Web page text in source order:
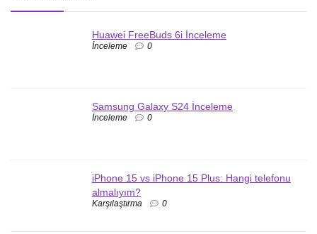
Huawei FreeBuds 6i İnceleme
İnceleme 0
Samsung Galaxy S24 İnceleme
İnceleme 0
iPhone 15 vs iPhone 15 Plus: Hangi telefonu
almalıyım?
Karşılaştırma 0